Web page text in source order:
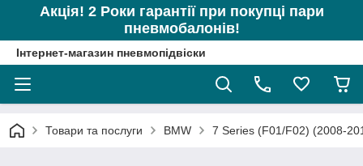
Акція! 2 Роки гарантії при покупці пари
пневмобалонів!
Інтернет-магазин пневмопідвіски
Товари та послуги BMW 7 Series (F01/F02) (2008-